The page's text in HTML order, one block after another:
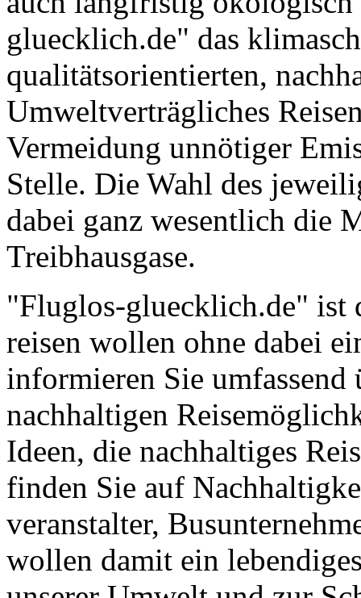
qualitätsorientierten,
Umweltverträgliches
Vermeidung unnötiger
Stelle. Die Wahl des
dabei ganz wesentlich die
Treibhausgase.
"Fluglos-gluecklich.de"
reisen wollen ohne dabei
informieren Sie umfassend
nachhaltigen
Ideen, die nachhaltiges
finden Sie auf
veranstalter,
wollen damit ein
unserer Umwelt und zur